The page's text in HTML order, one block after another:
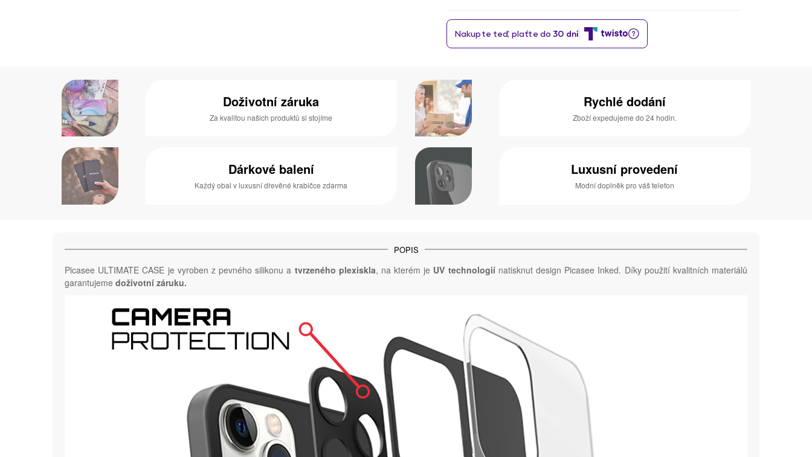
Doživotní záruka
Za kvalitou našich produktů si stojíme
Rychlé dodání
Zboží expedujeme do 24 hodin.
Dárkové balení
Každý obal v luxusní dřevěné krabičce zdarma
Luxusní provedení
Modní doplněk pro váš telefon
POPIS
Picasee ULTIMATE CASE je vyroben z pevného silikonu a tvrzeného plexiskla, na kterém je UV technologiínatisknut design Picasee Inked. Díky použití kvalitních materiálů
garantujeme doživotní záruku.